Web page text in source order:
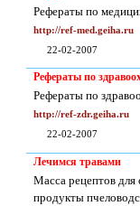
Рефераты по
http://ref-med.geiha.ru
22-02-2007
Рефераты по
Рефераты по
http://ref-zdr.geiha.ru
22-02-2007
Лечимся травами
Масса рецептов для
продукты